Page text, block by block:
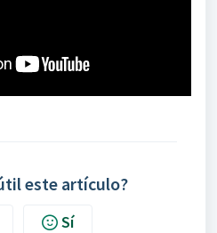
este artículo?
Sí